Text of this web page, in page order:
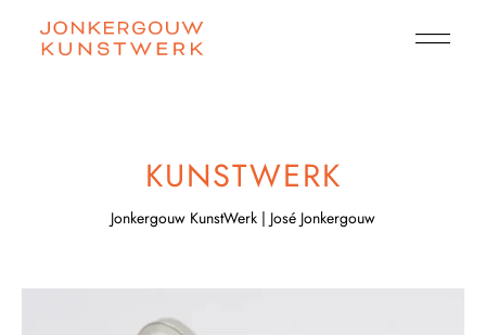
KUNSTWERK
Jonkergouw KunstWerk | José Jonkergouw